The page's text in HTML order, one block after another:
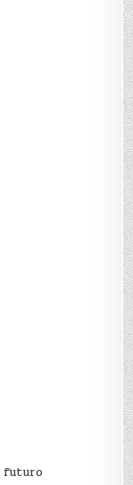
futuro